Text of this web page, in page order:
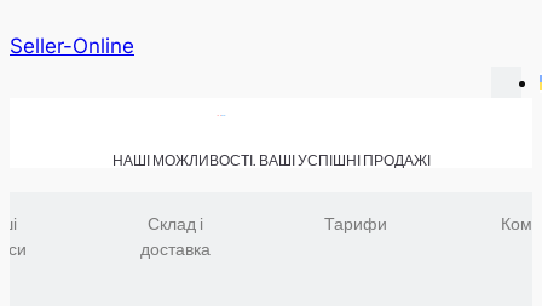
Seller-Online
НАШІ МОЖЛИВОСТІ. ВАШІ УСПІШНІ ПРОДАЖІ
Склад і
доставка
Тарифи